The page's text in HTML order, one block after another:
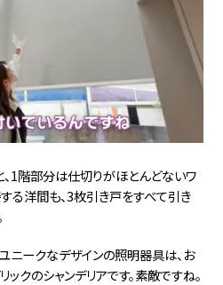
1階部分は仕切りがほとんどないワ
る洋間も、3枚引き戸をすべて引き
ニークなデザインの照明器具は、お
クのシャンデリアです。素敵ですね。